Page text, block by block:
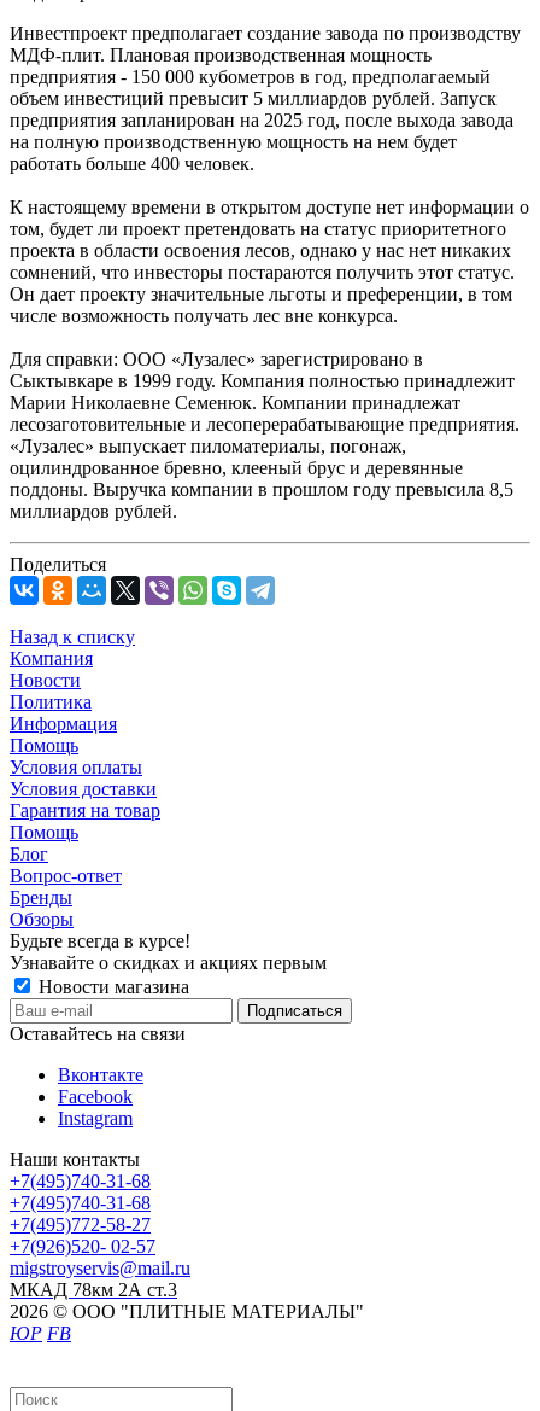
Инвестпроект предполагает создание завода по производству
МДФ-плит. Плановая производственная мощность
предприятия - 150 000 кубометров в год, предполагаемый
объем инвестиций превысит 5 миллиардов рублей. Запуск
предприятия запланирован на 2025 год, после выхода завода
на полную производственную мощность на нем будет
работать больше 400 человек.
К настоящему времени в открытом доступе нет информации о
том, будет ли проект претендовать на статус приоритетного
проекта в области освоения лесов, однако у нас нет никаких
сомнений, что инвесторы постараются получить этот статус.
Он дает проекту значительные льготы и преференции, в том
числе возможность получать лес вне конкурса.
Для справки: ООО «Лузалес» зарегистрировано в
Сыктывкаре в 1999 году. Компания полностью принадлежит
Марии Николаевне Семенюк. Компании принадлежат
лесозаготовительные и лесоперерабатывающие предприятия.
«Лузалес» выпускает пиломатериалы, погонаж,
оцилиндрованное бревно, клееный брус и деревянные
поддоны. Выручка компании в прошлом году превысила 8,5
миллиардов рублей.
Поделиться
Назад к списку
Компания
Новости
Политика
Информация
Помощь
Условия оплаты
Условия доставки
Гарантия на товар
Помощь
Блог
Вопрос-ответ
Бренды
Обзоры
Будьте всегда в курсе!
Узнавайте о скидках и акциях первым
Новости магазина
Оставайтесь на связи
Вконтакте
Facebook
Instagram
Наши контакты
+7(495)740-31-68
+7(495)740-31-68
+7(495)772-58-27
+7(926)520- 02-57
migstroyservis@mail.ru
МКАД 78км 2А ст.3
2026 © ООО "ПЛИТНЫЕ МАТЕРИАЛЫ"
ЮР FB